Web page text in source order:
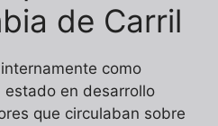
de Carril
como
estado en desarrollo
que circulaban sobre